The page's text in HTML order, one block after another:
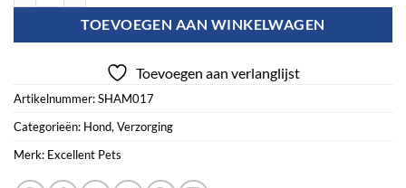
TOEVOEGEN AAN WINKELWAGEN
Toevoegen aan verlanglijst
Artikelnummer:SHAM017
Categorieën: Hond, Verzorging
Merk: Excellent Pets